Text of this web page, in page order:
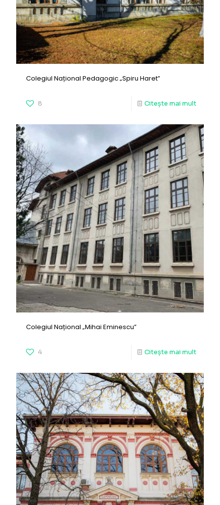
Colegiul Național Pedagogic „Spiru Haret”
8 Citește mai mult
Colegiul Național „Mihai Eminescu”
4 Citește mai mult